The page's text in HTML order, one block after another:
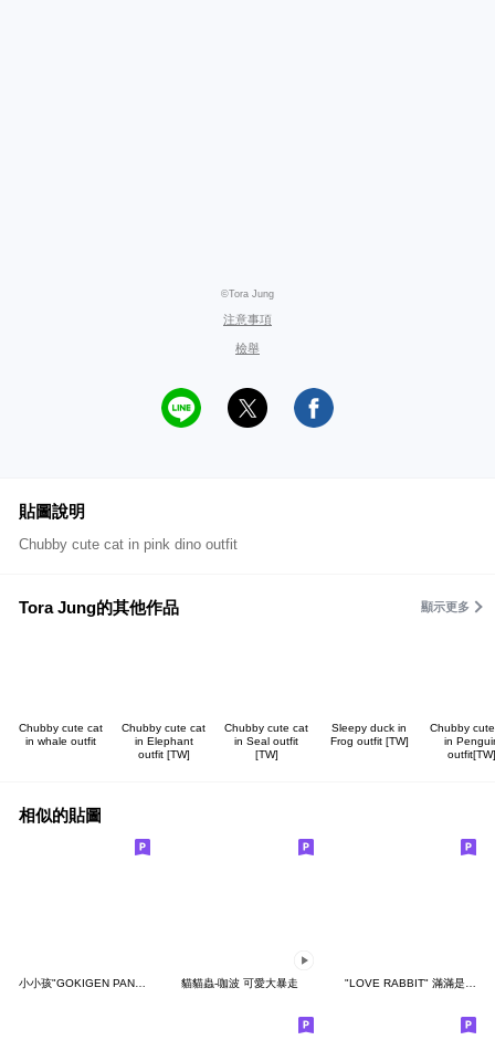
©Tora Jung
注意事項
檢舉
貼圖說明
Chubby cute cat in pink dino outfit
Tora Jung的其他作品 顯示更多
Chubby cute cat
in whale outfit
Chubby cute cat
in Elephant
outfit [TW]
Chubby cute cat
in Seal outfit
[TW]
Sleepy duck in
Frog outfit [TW]
Chubby
in
outfit[TW]
相似的貼圖
小小孩"GOKIGEN PANDA" 台灣版 貓貓蟲-咖波 可愛大暴走 "LOVE RABBIT" 滿滿是愛 台灣版